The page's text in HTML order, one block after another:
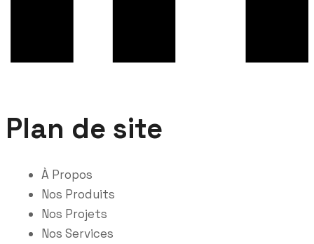
Plan de site
À Propos
Nos Produits
Nos Projets
Nos Services